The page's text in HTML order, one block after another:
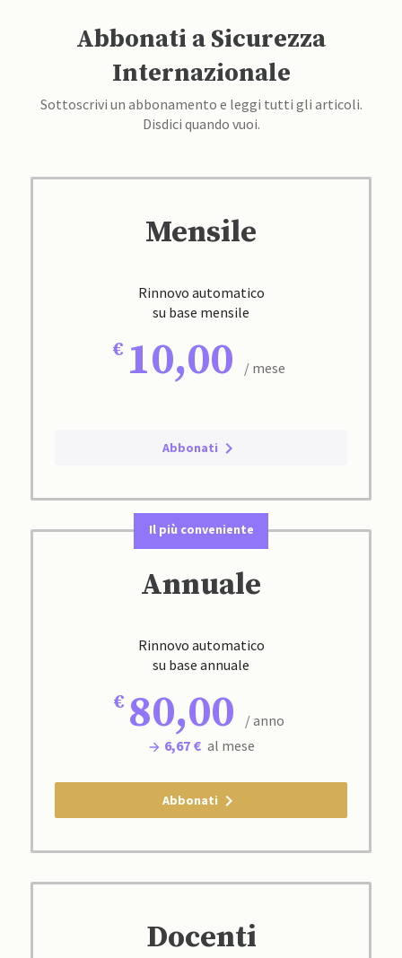
Abbonati a Sicurezza
Internazionale
Sottoscrivi un abbonamento e leggi tutti gli articoli.
Disdici quando vuoi.
Mensile
Rinnovo automatico
su base mensile
10,00 / mese
Abbonati
Il più conveniente
Annuale
Rinnovo automatico
su base annuale
80,00
/ anno
6,67 € al mese
Abbonati
Docenti